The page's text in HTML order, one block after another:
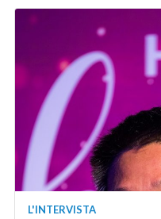
L'INTERVISTA